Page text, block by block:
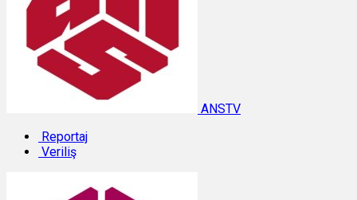
ANSTV
Reportaj
Veriliş